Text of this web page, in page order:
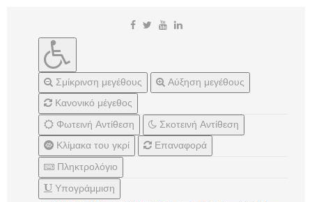
Σμίκρινση μεγέθους
Αύξηση μεγέθους
Κανονικό μέγεθος
Φωτεινή Αντίθεση
Σκοτεινή Αντίθεση
Κλίμακα του γκρί
Επαναφορά
Πληκτρολόγιο
Υπογράμμιση